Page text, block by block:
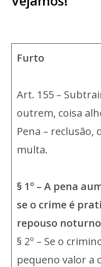
Furto
Art. 155 –
outrem, coisa
Pena – reclusão,
multa.
§ 1º – A pena
se o crime é
repouso
§ 2º – Se o
pequeno valor a